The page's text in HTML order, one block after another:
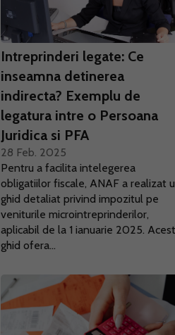
Intreprinderi legate: Ce
inseamna detinerea
indirecta? Exemplu de
legatura intre o Persoana
Juridica si PFA
28 Feb. 2025
Pentru a facilita intelegerea
obligatiilor fiscale, ANAF a realizat
ghid detaliat privind impozitul pe
veniturile microintreprinderilor,
aplicabil de la 1 ianuarie 2025.
ghid ofera...